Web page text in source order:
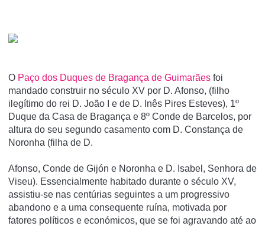
O Paço dos Duques de Bragança de Guimarães foi
mandado construir no século XV por D. Afonso, (filho
ilegítimo do rei D. João I e de D. Inês Pires Esteves), 1º
Duque da Casa de Bragança e 8º Conde de Barcelos, por
altura do seu segundo casamento com D. Constança de
Noronha (filha de D.
Afonso, Conde de Gijón e Noronha e D. Isabel, Senhora de
Viseu). Essencialmente habitado durante o século XV,
assistiu-se nas centúrias seguintes a um progressivo
abandono e a uma consequente ruína, motivada por
fatores políticos e económicos, que se foi agravando até ao